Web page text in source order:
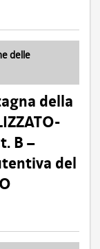
delle
della
B –
del